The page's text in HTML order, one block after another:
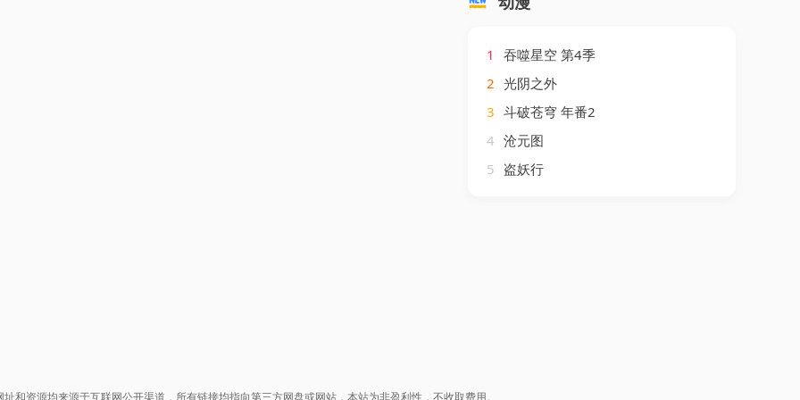
1
吞噬星空 第4季
2 光阴之外
3 斗破苍穹 年番2
4 沧元图
5 盗妖行
和资源均来源于互联网公开渠道，所有链接均指向第三方网盘或网站，本站为非盈利性，不收取费用。